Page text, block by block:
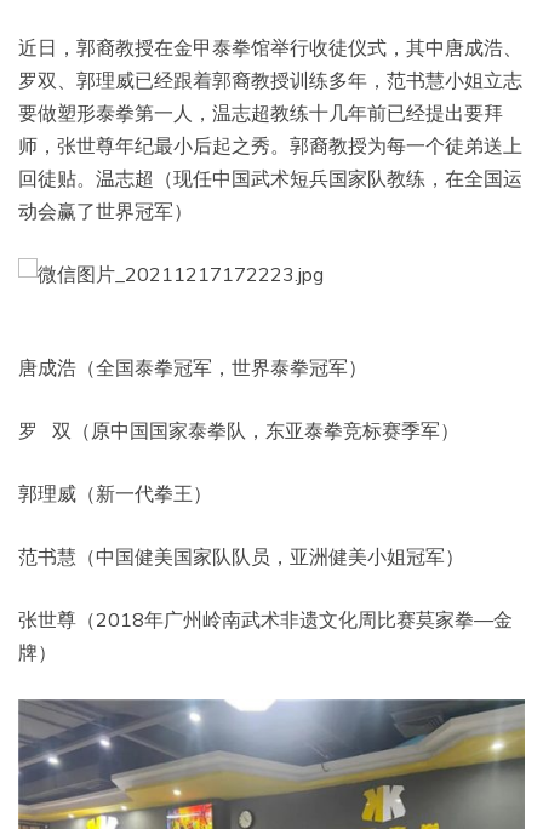
近日，郭裔教授在金甲泰拳馆举行收徒仪式，其中唐成浩、
罗双、郭理威已经跟着郭裔教授训练多年，范书慧小姐立志
要做塑形泰拳第一人，温志超教练十几年前已经提出要拜
师，张世尊年纪最小后起之秀。郭裔教授为每一个徒弟送上
回徒贴。温志超（现任中国武术短兵国家队教练，在全国运
动会赢了世界冠军）
唐成浩（全国泰拳冠军，世界泰拳冠军）
罗 双（原中国国家泰拳队，东亚泰拳竞标赛季军）
郭理威（新一代拳王）
范书慧（中国健美国家队队员，亚洲健美小姐冠军）
张世尊（2018年广州岭南武术非遗文化周比赛莫家拳—金
牌）